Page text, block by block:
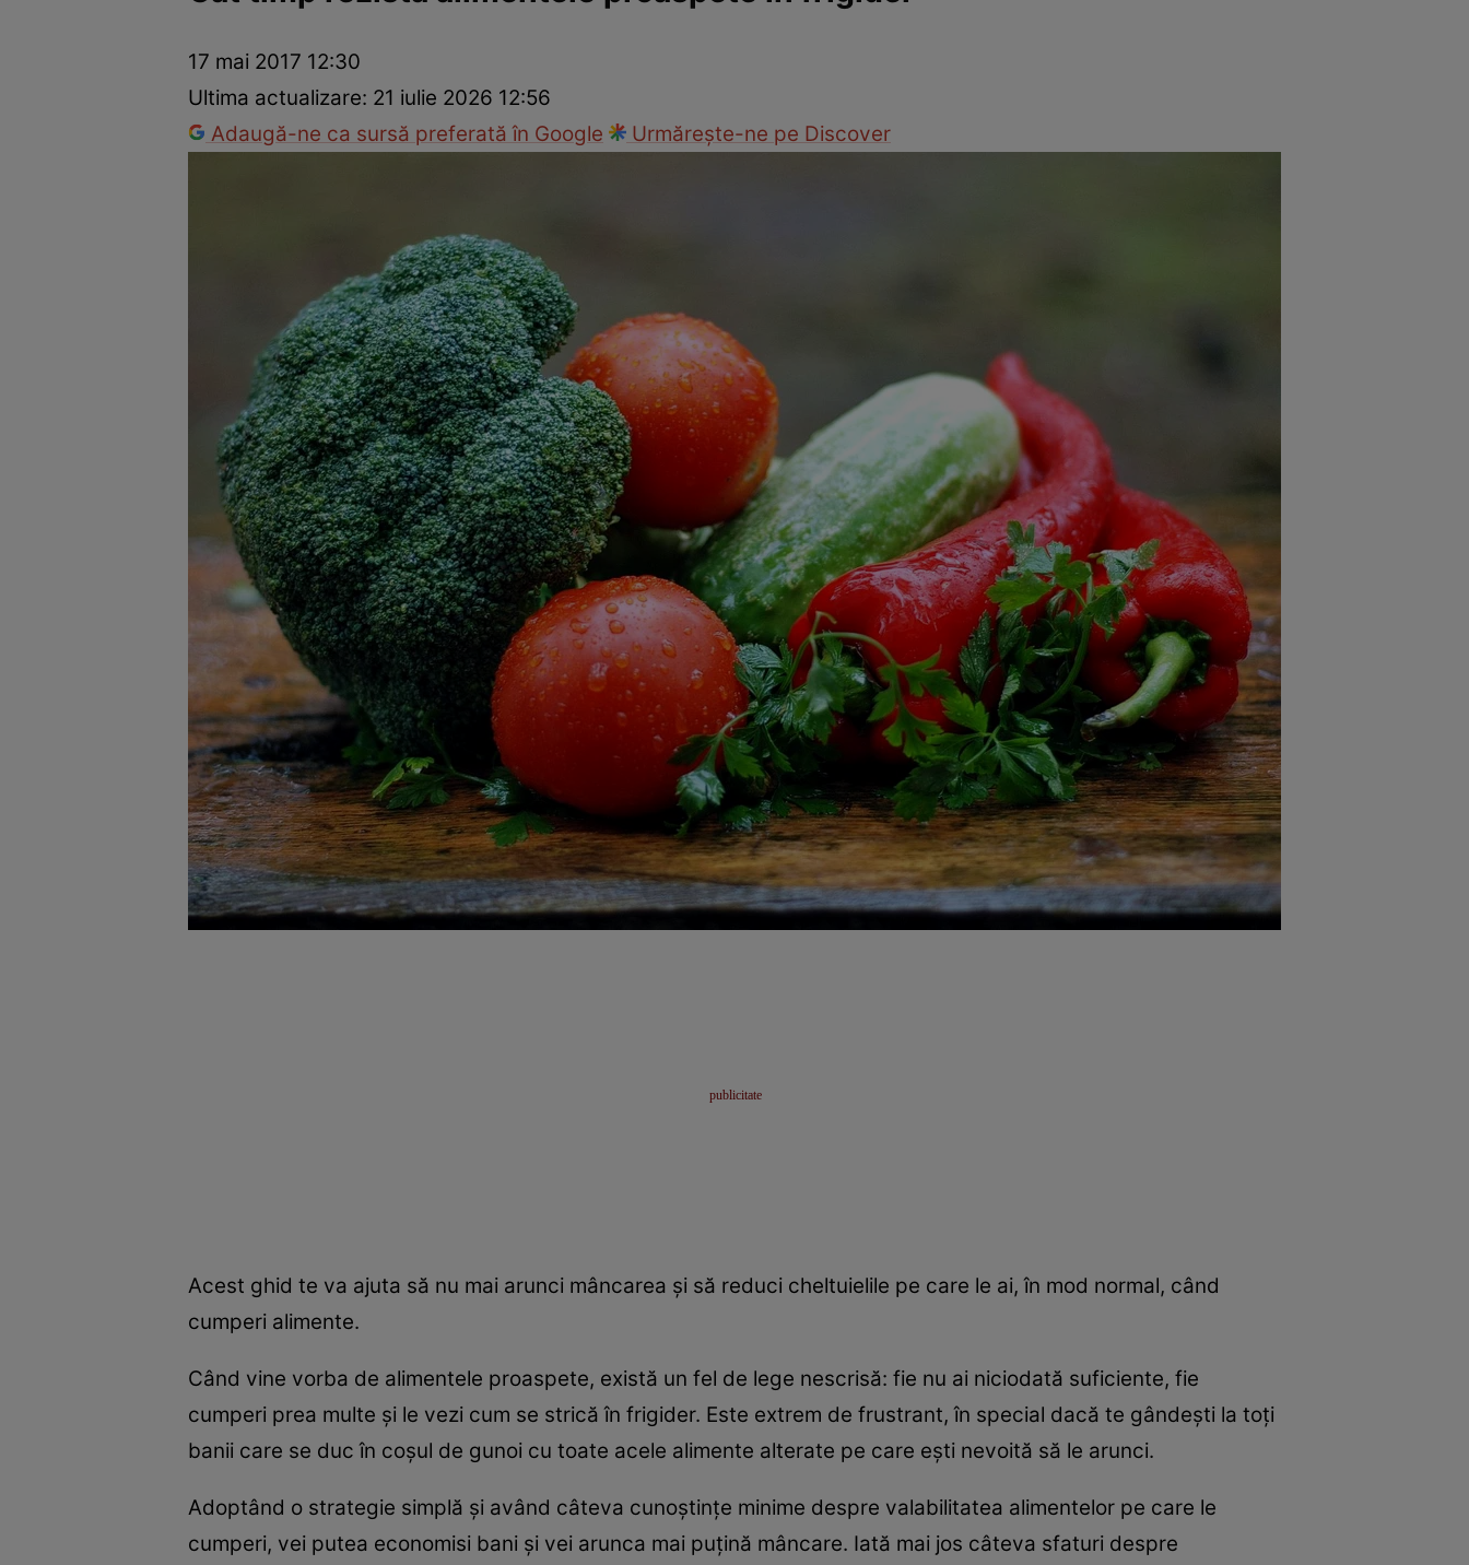
Mâncăruri rapideRețete cu legume
17 mai 2017 12:30
Ultima actualizare: 21 iulie 2026 12:56
Adaugă-ne ca sursă preferată în Google
Urmărește-ne pe Discover
Acest ghid te va ajuta să nu mai arunci mâncarea şi să reduci cheltuielile pe care le ai, în mod normal, când
cumperi alimente.
Când vine vorba de alimentele proaspete, există un fel de lege nescrisă: fie nu ai niciodată suficiente, fie
cumperi prea multe şi le vezi cum se strică în frigider. Este extrem de frustrant, în special dacă te gândeşti la toţi
banii care se duc în coşul de gunoi cu toate acele alimente alterate pe care eşti nevoită să le arunci.
Adoptând o strategie simplă şi având câteva cunoştinţe minime despre valabilitatea alimentelor pe care le
cumperi, vei putea economisi bani şi vei arunca mai puţină mâncare. Iată mai jos câteva sfaturi despre